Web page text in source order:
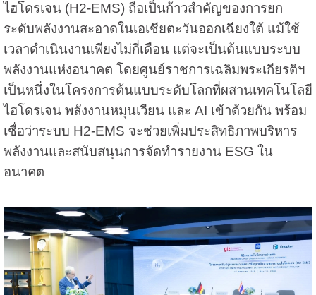
ไฮโดรเจน (H2-EMS) ถือเป็นก้าวสำคัญของการยก
ระดับพลังงานสะอาดในเอเชียตะวันออกเฉียงใต้ แม้ใช้
เวลาดำเนินงานเพียงไม่กี่เดือน แต่จะเป็นต้นแบบระบบ
พลังงานแห่งอนาคต โดยศูนย์ราชการเฉลิมพระเกียรติฯ
เป็นหนึ่งในโครงการต้นแบบระดับโลกที่ผสานเทคโนโลยี
ไฮโดรเจน พลังงานหมุนเวียน และ AI เข้าด้วยกัน พร้อม
เชื่อว่าระบบ H2-EMS จะช่วยเพิ่มประสิทธิภาพบริหาร
พลังงานและสนับสนุนการจัดทำรายงาน ESG ใน
อนาคต